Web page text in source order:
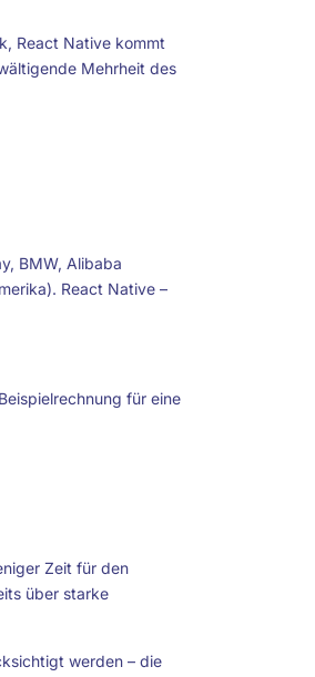
React Native kommt
Mehrheit des
BMW, Alibaba
React Native –
für eine
Zeit für den
über starke
werden – die